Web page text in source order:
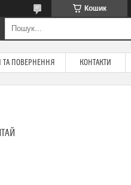
Кошик
ТА ПОВЕРНЕННЯ КОНТАКТИ